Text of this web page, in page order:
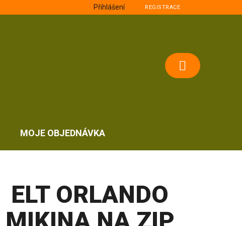
Přihlášení REGISTRACE
NÁKUPNÍ
MOJE OBJEDNÁVKA
ELT ORLANDO